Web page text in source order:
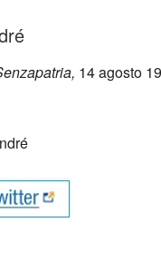
14 agosto